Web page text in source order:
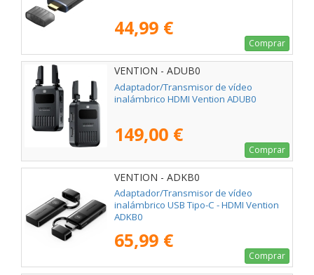
44,99 €
Comprar
VENTION - ADUB0
Adaptador/Transmisor de vídeo
inalámbrico HDMI Vention ADUB0
149,00 €
Comprar
VENTION - ADKB0
Adaptador/Transmisor de vídeo
inalámbrico USB Tipo-C - HDMI Vention
ADKB0
65,99 €
Comprar